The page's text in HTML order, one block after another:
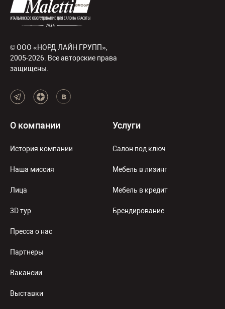
© ООО «НОРД ЛАЙН ГРУПП»,
2005-2026. Все авторские права
защищены.
О компании
История компании
Наша миссия
Лица
3D тур
Пресса о нас
Партнеры
Вакансии
Выставки
Услуги
Салон под ключ
Мебель в лизинг
Мебель в кредит
Брендирование